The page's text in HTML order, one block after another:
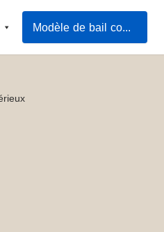
Modèle de bail commercial